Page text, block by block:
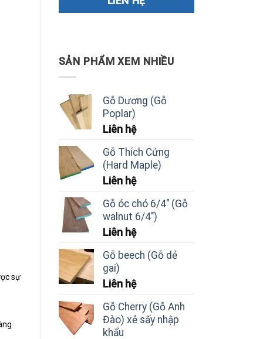
sự
SẢN PHẨM XEM NHIỀU
Gỗ Dương (Gỗ
Poplar)
Liên hệ
Gỗ Thích Cứng
(Hard Maple)
Liên hệ
Gỗ óc chó 6/4" (Gỗ
walnut 6/4")
Liên hệ
Gỗ beech (Gỗ dẻ
gai)
Liên hệ
Gỗ Cherry (Gỗ Anh
Đào) xẻ sấy nhập
khẩu